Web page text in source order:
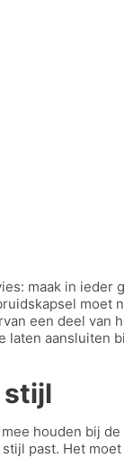
maak in
een deel van
laten aansluiten
stijl
houden bij
past. Het